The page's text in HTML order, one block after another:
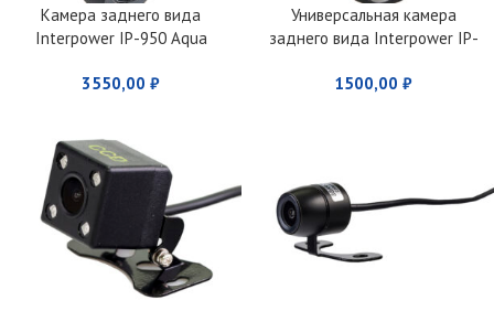
Камера заднего вида
Interpower IP-950 Aqua
3550,00 ₽
Универсальная камера
заднего вида Interpower IP-
1500,00 ₽